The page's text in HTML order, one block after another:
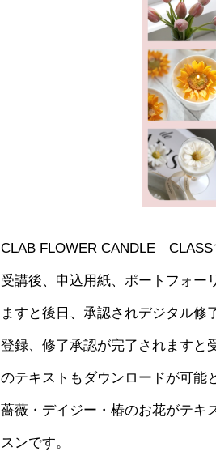
CLAB FLOWER CANDLE CLASS
受講後、申込用紙、ポートフォー
ますと後日、承認されデジタル修
登録、修了承認が完了されますと
のテキストもダウンロードが可能
薔薇・デイジー・椿のお花がテキ
スンです。